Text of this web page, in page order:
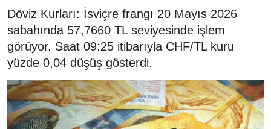
Döviz Kurları: İsviçre frangı 20 Mayıs 2026
sabahında 57,7660 TL seviyesinde işlem
görüyor. Saat 09:25 itibarıyla CHF/TL kuru
yüzde 0,04 düşüş gösterdi.